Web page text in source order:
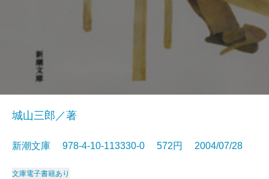
城山三郎／著
新潮文庫 978-4-10-113330-0 572円 2004/07/28
文庫電子書籍あり